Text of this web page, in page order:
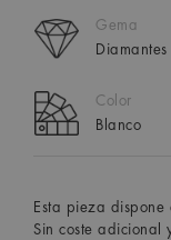
Gema
Diamantes
Color
Blanco
Esta pieza dispone
Sin coste adicional